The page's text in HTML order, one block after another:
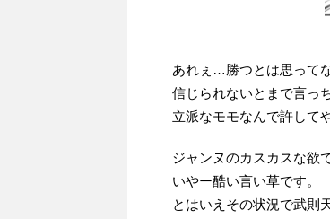
あれぇ…勝つとは思って
信じられないとまで言っ
立派なモモなんで許して
ジャンヌのカスカスな欲
いやー酷い言い草です。
とはいえその状況で武則